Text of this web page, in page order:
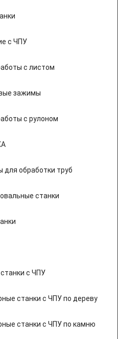
с ЧПУ
с листом
зажимы
с рулоном
для обработки труб
станки
с ЧПУ
станки с ЧПУ по дереву
станки с ЧПУ по камню